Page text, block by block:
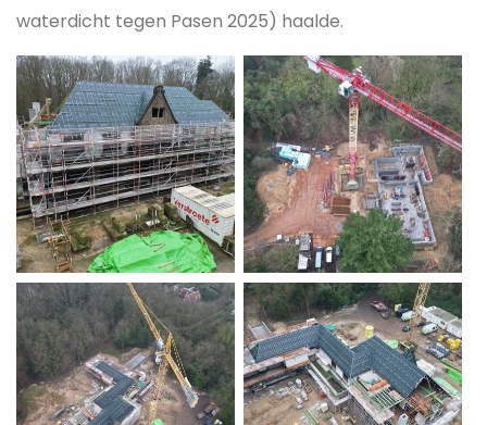
waterdicht tegen Pasen 2025) haalde.